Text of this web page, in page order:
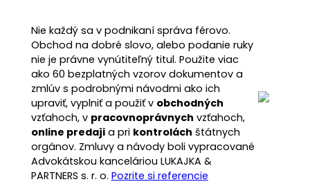
Nie každý sa v podnikaní správa férovo.
Obchod na dobré slovo, alebo podanie ruky
nie je právne vynútiteľný titul. Použite viac
ako 60 bezplatných vzorov dokumentov a
zmlúv s podrobnými návodmi ako ich
upraviť, vyplniť a použiť v obchodných
vzťahoch, v pracovnoprávnych vzťahoch,
online predajia pri kontrolách štátnych
orgánov. Zmluvy a návody boli vypracované
Advokátskou kanceláriou LUKAJKA &
PARTNERS s. r. o. Pozrite si referencie